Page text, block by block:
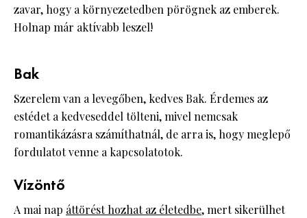
zavar, hogy a környezetedben pörögnek az emberek.
Holnap már aktívabb leszel!
Bak
Szerelem van a levegőben, kedves Bak. Érdemes az
estédet a kedveseddel tölteni, mivel nemcsak
romantikázásra számíthatnál, de arra is, hogy meglepő
fordulatot venne a kapcsolatotok.
Vízöntő
A mai nap áttörést hozhat az életedbe, mert sikerülhet